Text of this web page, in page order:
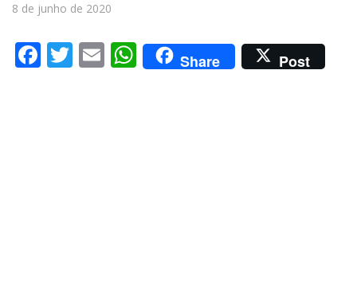
8 de junho de 2020
Facebook
Twitter
EmailWhatsApp
Share Post